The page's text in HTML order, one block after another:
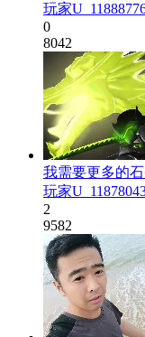
玩家
0
8042
我需要更多的
玩家
2
9582